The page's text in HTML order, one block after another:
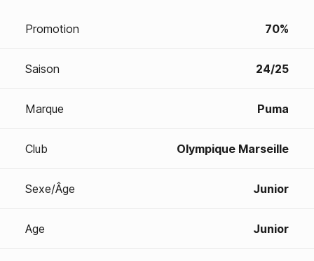
Promotion 70%
Saison 24/25
Marque Puma
Club Olympique Marseille
Sexe/Âge Junior
Age Junior